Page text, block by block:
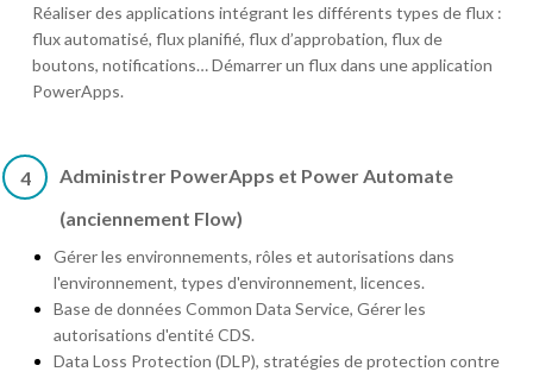
Réaliser des applications intégrant les différents types de flux :
flux automatisé, flux planifié, flux d’approbation, flux de
boutons, notifications… Démarrer un flux dans une application
PowerApps.
4
Administrer PowerApps et Power Automate
(anciennement Flow)
Gérer les environnements, rôles et autorisations dans
l'environnement, types d'environnement, licences.
Base de données Common Data Service, Gérer les
autorisations d'entité CDS.
Data Loss Protection (DLP), stratégies de protection contre